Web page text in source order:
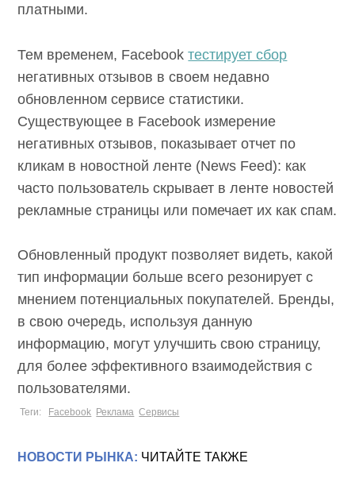
платными.
Тем временем, Facebookтестирует сбор
негативных отзывов в своем недавно
обновленном сервисе статистики.
Существующее в Facebook измерение
негативных отзывов, показывает отчет по
кликам в новостной ленте (News Feed): как
часто пользователь скрывает в ленте новостей
рекламные страницы или помечает их как спам.
Обновленный продукт позволяет видеть, какой
тип информации больше всего резонирует с
мнением потенциальных покупателей. Бренды,
в свою очередь, используя данную
информацию, могут улучшить свою страницу,
для более эффективного взаимодействия с
пользователями.
Теги: Facebook Реклама Сервисы
НОВОСТИ РЫНКА: ЧИТАЙТЕ ТАКЖЕ